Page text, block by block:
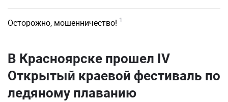
Осторожно, мошенничество! 1
В Красноярске прошел IV
Открытый краевой фестиваль по
ледяному плаванию